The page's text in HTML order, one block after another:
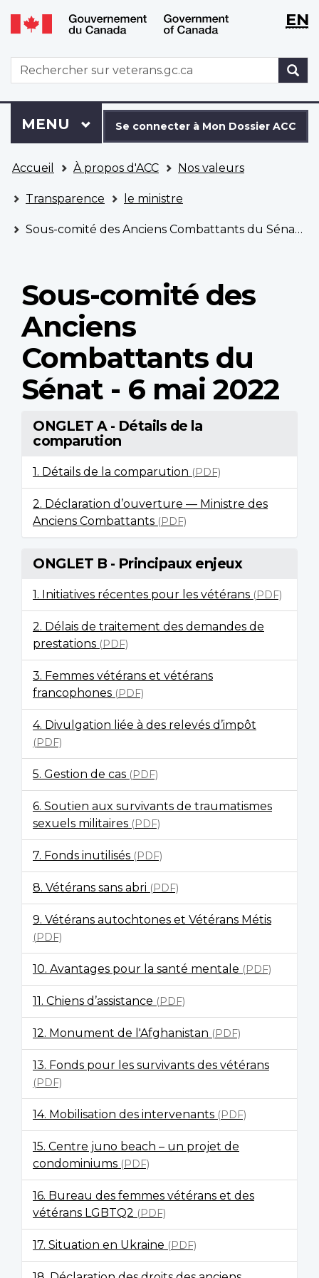
Aller
au
principal
Passer
à
version
HTML
simplifiée
WxT
WxTEN
WxT
Search
form
connecter
à
Dossier
ACC
Se connecter à Mon Dossier ACC
Menu
MENU PRINCIPAL
êtes
ici
Accueil À propos d'ACC Nos valeurs
Transparence le ministre
Sous-comité des Anciens Combattants du Sénat - 6 mai 2022
Sous-comité des
Anciens
Combattants du
Sénat - 6 mai 2022
ONGLET A - Détails de la
comparution
1. Détails de la comparution (PDF)
2. Déclaration d’ouverture — Ministre des
Anciens Combattants (PDF)
ONGLET B - Principaux enjeux
1. Initiatives récentes pour les vétérans (PDF)
2. Délais de traitement des demandes de
prestations (PDF)
3. Femmes vétérans et vétérans
francophones (PDF)
4. Divulgation liée à des relevés d’impôt
(PDF)
5. Gestion de cas (PDF)
6. Soutien aux survivants de traumatismes
sexuels militaires (PDF)
7. Fonds inutilisés (PDF)
8. Vétérans sans abri (PDF)
9. Vétérans autochtones et Vétérans Métis
(PDF)
10. Avantages pour la santé mentale (PDF)
11. Chiens d’assistance (PDF)
12. Monument de l'Afghanistan (PDF)
13. Fonds pour les survivants des vétérans
(PDF)
14. Mobilisation des intervenants (PDF)
15. Centre juno beach – un projet de
condominiums (PDF)
16. Bureau des femmes vétérans et des
vétérans LGBTQ2 (PDF)
17. Situation en Ukraine (PDF)